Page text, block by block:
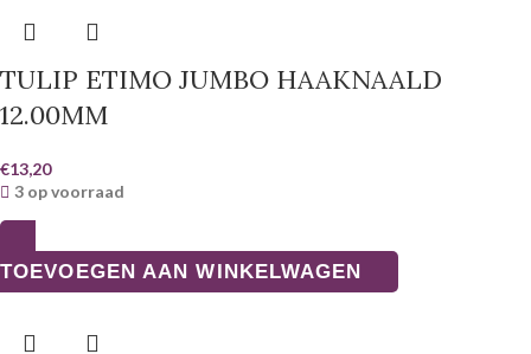
TULIP ETIMO JUMBO HAAKNAALD
12.00MM
€13,20
3 op voorraad
TOEVOEGEN AAN WINKELWAGEN